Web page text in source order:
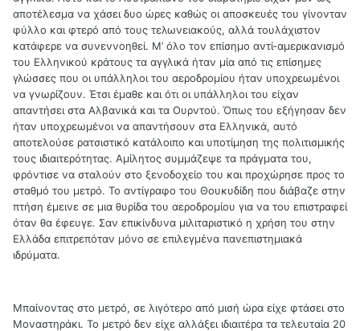
αποτέλεσμα να χάσει δυο ώρες καθώς οι αποσκευές του γίνονταν
φύλλο και φτερό από τους τελωνειακούς, αλλά τουλάχιστον
κατάφερε να συνεννοηθεί. Μ’ όλο τον επίσημο αντί-αμερικανισμό
του Ελληνικού κράτους τα αγγλικά ήταν μία από τις επίσημες
γλώσσες που οι υπάλληλοι του αεροδρομίου ήταν υποχρεωμένοι
να γνωρίζουν. Έτσι έμαθε και ότι οι υπάλληλοι του είχαν
απαντήσει στα Αλβανικά και τα Ουρντού. Όπως του εξήγησαν δεν
ήταν υποχρεωμένοι να απαντήσουν στα Ελληνικά, αυτό
αποτελούσε ρατσιστικό κατάλοιπο και υποτίμηση της πολιτισμικής
τους ιδιαιτερότητας. Αμίλητος συμμάζεψε τα πράγματα του,
φρόντισε να σταλούν στο ξενοδοχείο του και προχώρησε προς το
σταθμό του μετρό. Το αντίγραφο του Θουκυδίδη που διάβαζε στην
πτήση έμεινε σε μια θυρίδα του αεροδρομίου για να του επιστραφεί
όταν θα έφευγε. Σαν επικίνδυνα μιλιταριστικό η χρήση του στην
Ελλάδα επιτρεπόταν μόνο σε επιλεγμένα πανεπιστημιακά
ιδρύματα.
Μπαίνοντας στο μετρό, σε λιγότερο από μισή ώρα είχε φτάσει στο
Μοναστηράκι. Το μετρό δεν είχε αλλάξει ιδιαιτέρα τα τελευταία 20